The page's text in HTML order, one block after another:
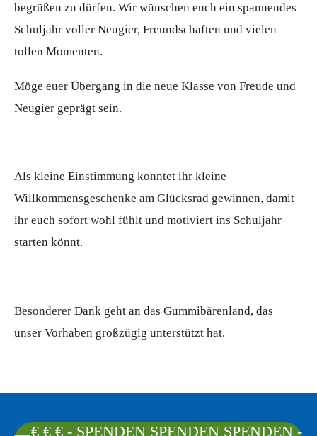
begrüßen zu dürfen. Wir wünschen euch ein spannendes
Schuljahr voller Neugier, Freundschaften und vielen
tollen Momenten.
Möge euer Übergang in die neue Klasse von Freude und
Neugier geprägt sein.
Als kleine Einstimmung konntet ihr kleine
Willkommensgeschenke am Glücksrad gewinnen, damit
ihr euch sofort wohl fühlt und motiviert ins Schuljahr
starten könnt.
Besonderer Dank geht an das Gummibärenland, das
unser Vorhaben großzügig unterstützt hat.
€ € € - SPENDEN SPENDEN SPENDEN -